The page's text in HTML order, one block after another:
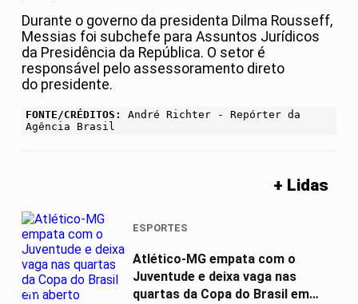
Durante o governo da presidenta Dilma Rousseff,
Messias foi subchefe para Assuntos Jurídicos
da Presidência da República. O setor é
responsável pelo assessoramento direto
do presidente.
FONTE/CRÉDITOS:
André Richter - Repórter da
Agência Brasil
+ Lidas
01
ESPORTES
Atlético-MG empata com o
Juventude e deixa vaga nas
quartas da Copa do Brasil em